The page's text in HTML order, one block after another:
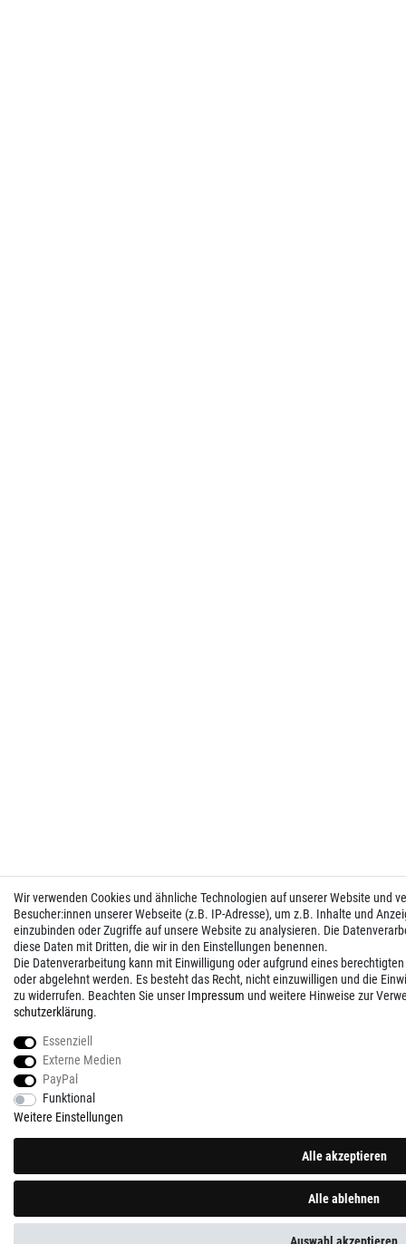
Wir verwenden Cookies und ähnliche Technologien auf unserer Website und
Besucher:innen unserer Webseite (z.B. IP-Adresse), um z.B. Inhalte und
einzubinden oder Zugriffe auf unsere Website zu analysieren. Die
diese Daten mit Dritten, die wir in den Einstellungen benennen.
Die Datenverarbeitung kann mit Einwilligung oder aufgrund eines
oder abgelehnt werden. Es besteht das Recht, nicht einzuwilligen und die
zu widerrufen. Beachten Sie unser Impressum und weitere Hinweise zur
schutz­erklärung.
Essenziell
Externe Medien
PayPal
Funktional
Weitere Einstellungen
Alle akzeptieren
Alle ablehnen
Auswahl akzeptieren